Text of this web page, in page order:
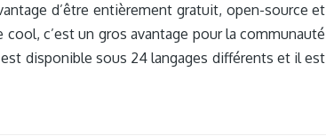
d’être entièrement gratuit, open-source et
c’est un gros avantage pour la communauté
disponible sous 24 langages différents et il est